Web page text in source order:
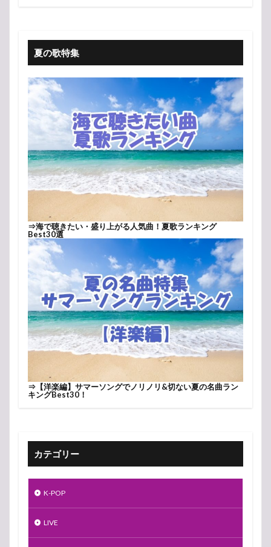
夏の歌特集
⇒海で聴きたい・盛り上がる人気曲！夏歌ランキング
Best30選
⇒ 【洋楽編】サマーソングでノリノリ&切ない夏の名曲ラン
キングBest30！
カテゴリー
K-POP
LIVE